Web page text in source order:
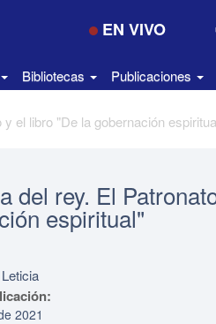
EN VIVO
Bibliotecas Publicaciones
el libro "De la gobernación
del rey. El
espiritual"
2021